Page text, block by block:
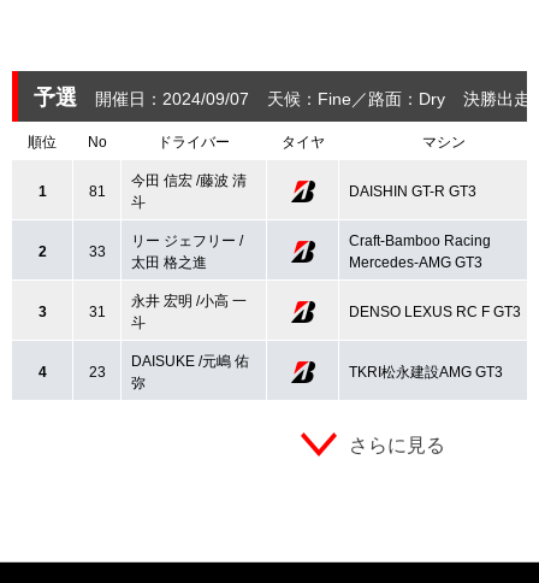
予選 開催日：2024/09/07 天候：Fine 路面：Dry 決勝出走
順位 No ドライバー タイヤ マシン
1 81
今田 信宏 /藤波 清
斗
DAISHIN GT-R GT3
2 33
リー ジェフリー /
太田 格之進
Craft-Bamboo Racing
Mercedes-AMG GT3
3 31
永井 宏明 /小高 一
斗
DENSO LEXUS RC F GT3
4 23
DAISUKE /元嶋 佑
弥
TKRI松永建設AMG GT3
さらに見る